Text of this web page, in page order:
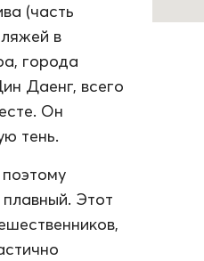
(часть
в
города
Даенг, всего
Он
тень.
Этот